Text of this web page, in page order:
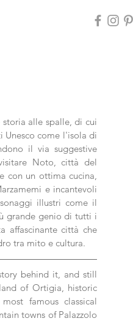
alle spalle, di cui
Unesco come l'isola di
il via suggestive
Noto, città del
con un ottima cucina,
e incantevoli
illustri come il
grande genio di tutti i
affascinante città che
tra mito e cultura.
behind it, and still
of Ortigia, historic
famous classical
towns of Palazzolo